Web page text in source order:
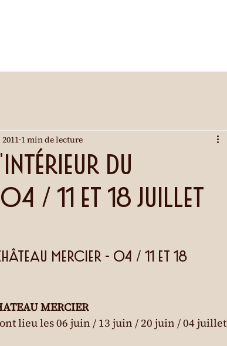
du
/ 11 et 18 Juillet
1 min de lecture
Mercier - 04 / 11 et 18
MERCIER
lieu les 06 juin / 13 juin / 20 juin / 04 juillet